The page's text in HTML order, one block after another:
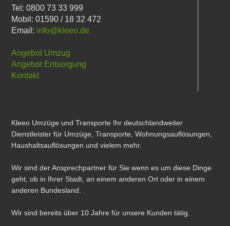
Tel: 0800 73 33 999
Mobil: 01590 / 18 32 472
Email: info@kleeo.de
Angebot Umzug
Angebot Entsorgung
Kontakt
Kleeo Umzüge und Transporte Ihr deutschlandweiter
Dienstleister für Umzüge, Transporte, Wohnungsauflösungen,
Haushaltsauflösungen und vielem mehr.
Wir sind der Ansprechpartner für Sie wenn es um diese Dinge
geht, ob in Ihrer Stadt, an einem anderen Ort oder in einem
anderen Bundesland.
Wir sind bereits über 10 Jahre für unsere Kunden tätig.